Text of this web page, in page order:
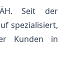
Seit der
spezialisiert,
Kunden in